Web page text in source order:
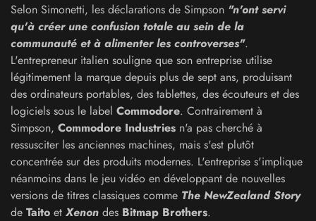
Selon Simonetti, les déclarations de Simpson "n'ont servi
qu'à créer une confusion totale au sein de la
communauté et à alimenter les controverses".
L'entrepreneur italien souligne que son entreprise utilise
légitimement la marque depuis plus de sept ans, produisant
des ordinateurs portables, des tablettes, des écouteurs et des
logiciels sous le label Commodore. Contrairement à
Simpson, Commodore Industries n'a pas cherché à
ressusciter les anciennes machines, mais s'est plutôt
concentrée sur des produits modernes. L'entreprise s'implique
néanmoins dans le jeu vidéo en développant de nouvelles
versions de titres classiques comme The NewZealand Story
de Taito et Xenon des Bitmap Brothers.